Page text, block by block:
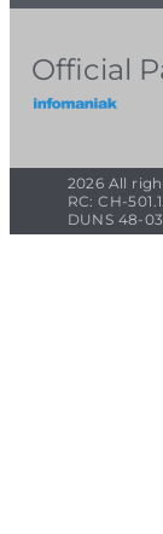
Official
2026 All
RC: CH-
DUNS 48-